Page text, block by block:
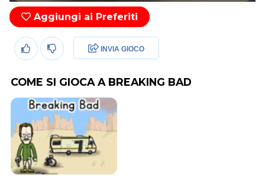
Aggiungi ai Preferiti
INVIA GIOCO
COME SI GIOCA A BREAKING BAD